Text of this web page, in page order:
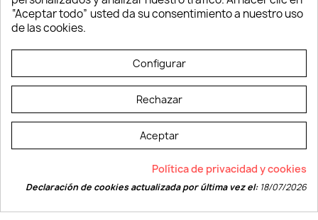
Verano y playa
Vestuario laboral
© LEVELPRINT - 2026
La página dispone de código accesible según las normas dictadas por la
W3C
“Aceptar todo” usted da su consentimiento a nuestro uso
de las cookies.
Configurar
Rechazar
Aceptar
Política de privacidad y cookies
Declaración de cookies actualizada por última vez el:18/07/2026